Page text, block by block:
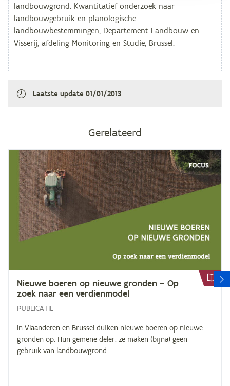
Laatste update 01/01/2013
Gerelateerd
Nieu­we boe­ren op nieu­we gron­den – Op
zoek naar een verdienmodel
PUBLICATIE
In Vlaanderen en Brussel duiken nieuwe boeren op nieuwe
gronden op. Hun gemene deler: ze maken (bijna) geen
gebruik van landbouwgrond.